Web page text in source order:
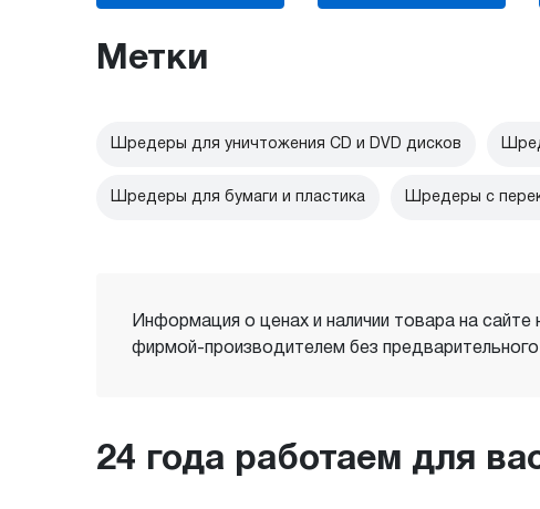
Метки
Шредеры для уничтожения CD и DVD дисков
Шредеры для бумаги и пластика Шредеры с
Информация о ценах и наличии товара на
фирмой-производителем без
24 года работаем для